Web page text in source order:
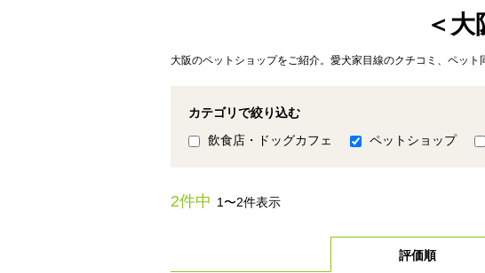
＜
大阪のペットショップをご紹介。愛犬家目線のクチコミ、ペット
カテゴリで絞り込む
飲食店・ドッグカフェ
ペットショップ
2件中 1〜2件表示
評価順